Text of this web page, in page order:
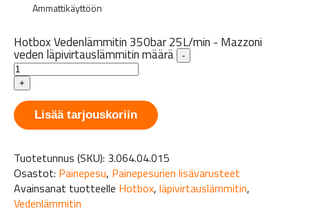
Ammattikäyttöön
Hotbox Vedenlämmitin 350bar 25L/min - Mazzoni
veden läpivirtauslämmitin määrä -
+
Lisää tarjouskoriin
Tuotetunnus (SKU): 3.064.04.015
Osastot: Painepesu, Painepesurien lisävarusteet
Avainsanat tuotteelle Hotbox, läpivirtauslämmitin,
Vedenlämmitin